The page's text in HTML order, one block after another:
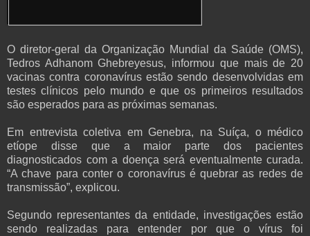
O diretor-geral da Organização Mundial da Saúde (OMS),
Tedros Adhanom Ghebreyesus, informou que mais de 20
vacinas contra coronavírus estão sendo desenvolvidas em
testes clínicos pelo mundo e que os primeiros resultados
são esperados para as próximas semanas.
Em entrevista coletiva em Genebra, na Suíça, o médico
etíope disse que a maior parte dos pacientes
diagnosticados com a doença será eventualmente curada.
“A chave para conter o coronavírus é quebrar as redes de
transmissão”, explicou.
Segundo representantes da entidade, investigações estão
sendo realizadas para entender por que o vírus foi